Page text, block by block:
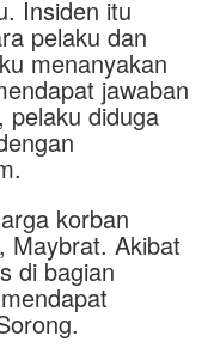
Insiden itu
pelaku dan
menanyakan
jawaban
pelaku diduga
korban
Maybrat. Akibat
di bagian